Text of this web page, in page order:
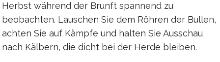
Herbst während der Brunft spannend zu
beobachten. Lauschen Sie dem Röhren der Bullen,
achten Sie auf Kämpfe und halten Sie Ausschau
nach Kälbern, die dicht bei der Herde bleiben.